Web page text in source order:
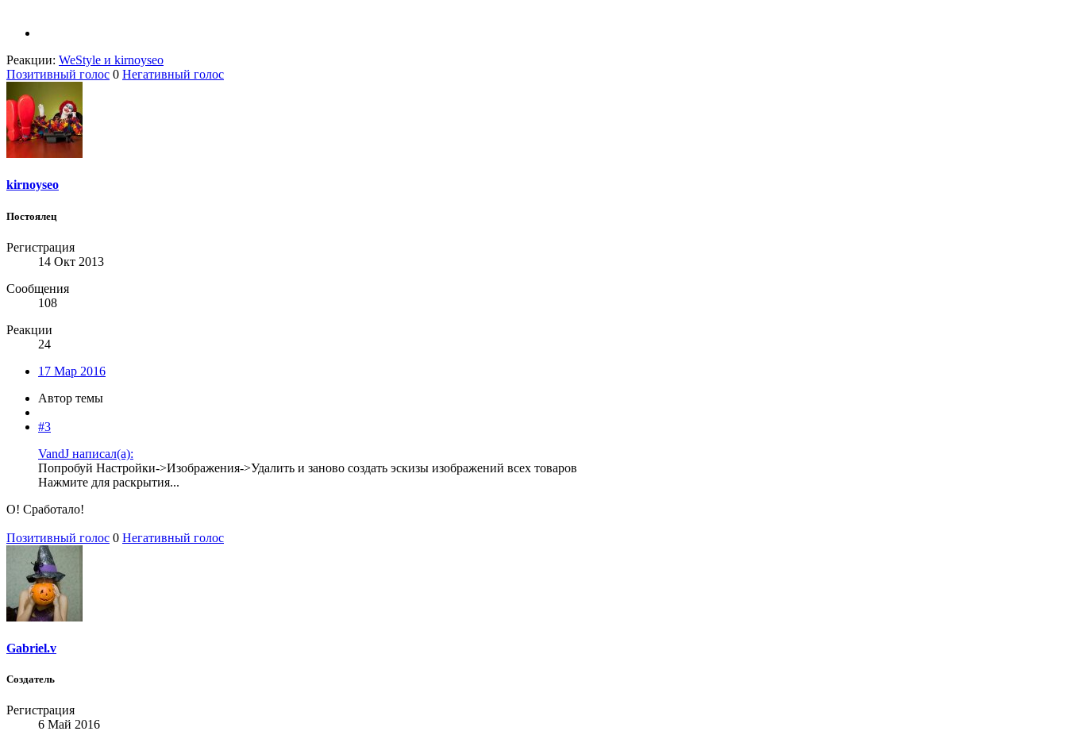
Реакции: WeStyle и kirnoyseo
Позитивный голос 0 Негативный голос
kirnoyseo
Постоялец
Регистрация
14 Окт 2013
Сообщения
108
Реакции
24
17 Мар 2016
Автор темы
#3
VandJ написал(а):
Попробуй Настройки->Изображения->Удалить и заново создать эскизы изображений всех товаров
Нажмите для раскрытия...
О! Сработало!
Позитивный голос 0 Негативный голос
Gabriel.v
Создатель
Регистрация
6 Май 2016